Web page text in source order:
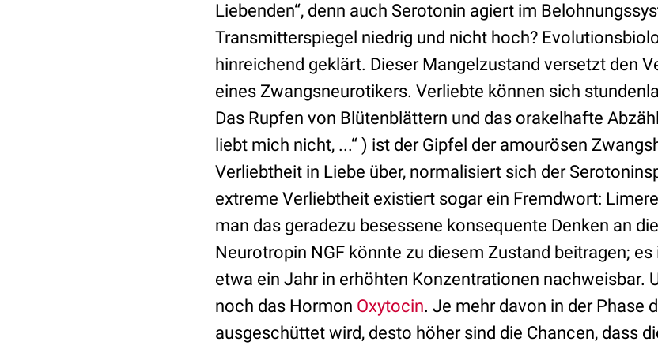
Liebenden“, denn auch Serotonin agiert im
Transmitterspiegel niedrig und nicht hoch?
hinreichend geklärt. Dieser Mangelzustand versetzt den
eines Zwangsneurotikers. Verliebte können sich
Das Rupfen von Blütenblättern und das orakelhafte
liebt mich nicht, ...“ ) ist der Gipfel der amourösen
Verliebtheit in Liebe über, normalisiert sich der
extreme Verliebtheit existiert sogar ein Fremdwort:
man das geradezu besessene konsequente Denken an
Neurotropin NGF könnte zu diesem Zustand beitragen;
etwa ein Jahr in erhöhten Konzentrationen nachweisbar.
noch das Hormon Oxytocin. Je mehr davon in der Phase
ausgeschüttet wird, desto höher sind die Chancen, dass